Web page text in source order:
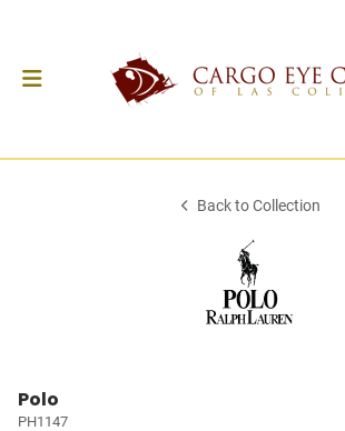
Back to Collection
Polo
PH1147